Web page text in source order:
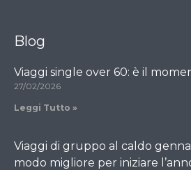
Blog
Viaggi single over 60: è il
27/02/2026
Leggi Tutto »
Viaggi di gruppo al caldo
modo migliore per iniziare